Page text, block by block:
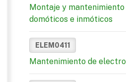
Montaje y
domóticos e inmóticos
ELEM0411
Mantenimiento de